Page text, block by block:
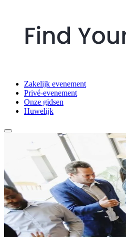
Zakelijk evenement
Privé-evenement
Onze gidsen
Huwelijk